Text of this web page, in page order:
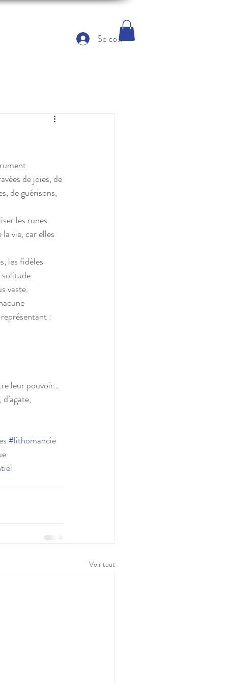
Se connecter
de joies, de
de guérisons,
les runes
vie, car elles
les fidèles
vaste.
:
leur pouvoir…
#lithomancie
Voir tout